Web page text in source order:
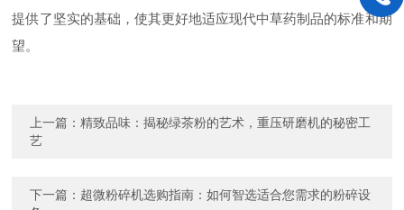
提供了坚实的基础，使其更好地适应现代中草药制品的标准和期
望。
上一篇：精致品味：揭秘绿茶粉的艺术，重压研磨机的秘密工
艺
下一篇： 超微粉碎机选购指南：如何智选适合您需求的粉碎设